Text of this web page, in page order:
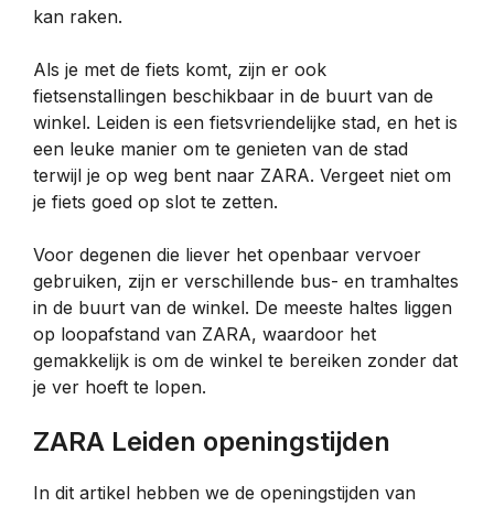
kan raken.
Als je met de fiets komt, zijn er ook
fietsenstallingen beschikbaar in de buurt van de
winkel. Leiden is een fietsvriendelijke stad, en het is
een leuke manier om te genieten van de stad
terwijl je op weg bent naar ZARA. Vergeet niet om
je fiets goed op slot te zetten.
Voor degenen die liever het openbaar vervoer
gebruiken, zijn er verschillende bus- en tramhaltes
in de buurt van de winkel. De meeste haltes liggen
op loopafstand van ZARA, waardoor het
gemakkelijk is om de winkel te bereiken zonder dat
je ver hoeft te lopen.
ZARA Leiden openingstijden
In dit artikel hebben we de openingstijden van